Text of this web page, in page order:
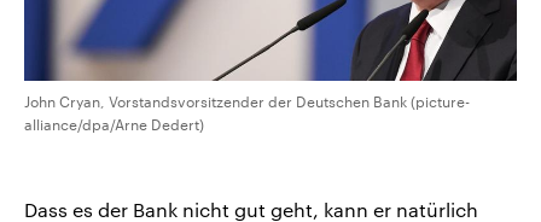
John Cryan, Vorstandsvorsitzender der Deutschen Bank (picture-
alliance/dpa/Arne Dedert)
Dass es der Bank nicht gut geht, kann er natürlich